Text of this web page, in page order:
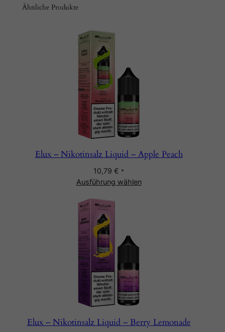
Ähnliche Produkte
Elux – Nikotinsalz Liquid – Apple Peach
10,79 € *
Ausführung wählen
Elux – Nikotinsalz Liquid – Berry Lemonade